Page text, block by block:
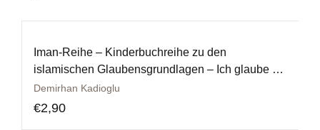
Iman-Reihe – Kinderbuchreihe zu den
islamischen Glaubensgrundlagen – Ich glaube an
das Jenseits
Demirhan Kadioglu
€2,90